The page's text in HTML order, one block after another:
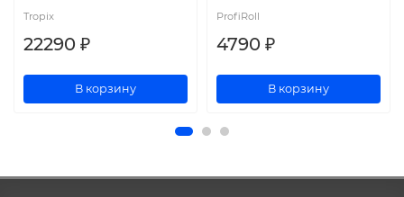
Tropix
22290 ₽
В корзину
ProfiRoll
4790 ₽
В корзину